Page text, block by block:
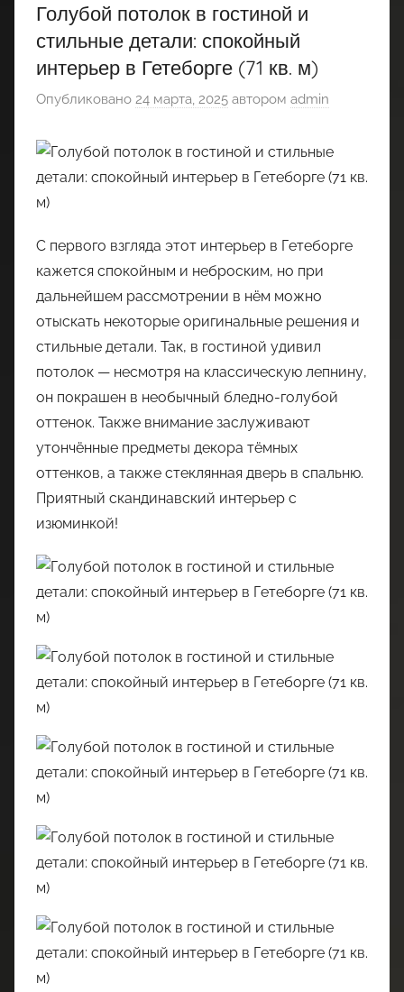
Голубой потолок в гостиной и
стильные детали: спокойный
интерьер в Гетеборге (71 кв. м)
Опубликовано 24 марта, 2025 автором admin
С первого взгляда этот интерьер в Гетеборге
кажется спокойным и неброским, но при
дальнейшем рассмотрении в нём можно
отыскать некоторые оригинальные решения и
стильные детали. Так, в гостиной удивил
потолок — несмотря на классическую лепнину,
он покрашен в необычный бледно-голубой
оттенок. Также внимание заслуживают
утончённые предметы декора тёмных
оттенков, а также стеклянная дверь в спальню.
Приятный скандинавский интерьер с
изюминкой!